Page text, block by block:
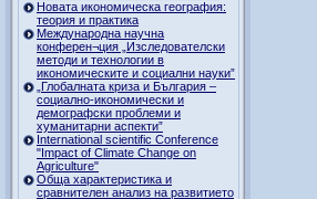
Новата икономическа география:
теория и практика
Международна научна
конферен¬ция „Изследователски
методи и технологии в
икономическите и социални науки”
„Глобалната криза и България –
социално-икономически и
демографски проблеми и
хуманитарни аспекти”
International scientific Conference
"Impact of Climate Change on
Agriculture"
Обща характеристика и
сравнителен анализ на развитието